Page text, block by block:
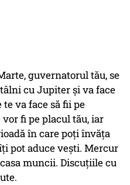
guvernatorul tău, se
cu Jupiter și va face
te va face să fii pe
fi pe placul tău, iar
în care poți învăța
pot aduce vești. Mercur
muncii. Discuțiile cu